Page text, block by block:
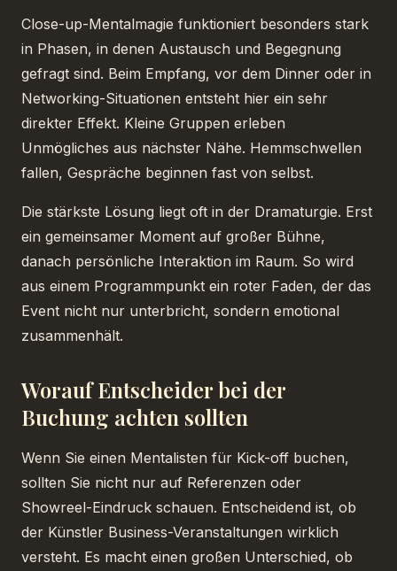
Close-up-Mentalmagie funktioniert besonders stark
in Phasen, in denen Austausch und Begegnung
gefragt sind. Beim Empfang, vor dem Dinner oder in
Networking-Situationen entsteht hier ein sehr
direkter Effekt. Kleine Gruppen erleben
Unmögliches aus nächster Nähe. Hemmschwellen
fallen, Gespräche beginnen fast von selbst.
Die stärkste Lösung liegt oft in der Dramaturgie. Erst
ein gemeinsamer Moment auf großer Bühne,
danach persönliche Interaktion im Raum. So wird
aus einem Programmpunkt ein roter Faden, der das
Event nicht nur unterbricht, sondern emotional
zusammenhält.
Worauf Entscheider bei der
Buchung achten sollten
Wenn Sie einen Mentalisten für Kick-off buchen,
sollten Sie nicht nur auf Referenzen oder
Showreel-Eindruck schauen. Entscheidend ist, ob
der Künstler Business-Veranstaltungen wirklich
versteht. Es macht einen großen Unterschied, ob